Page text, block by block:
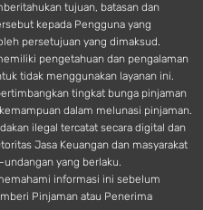
tujuan, batasan dan
kepada Pengguna yang
persetujuan yang dimaksud.
pengetahuan dan pengalaman
tidak menggunakan layanan ini.
tingkat bunga pinjaman
dalam melunasi pinjaman.
ilegal tercatat secara digital dan
Jasa Keuangan dan masyarakat
yang berlaku.
informasi ini sebelum
Pinjaman atau Penerima